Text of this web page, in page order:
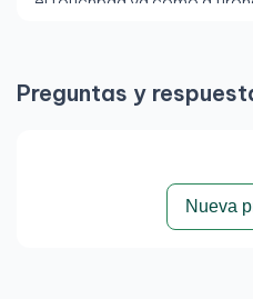
Merece la pena totalmente
Por Javier
Opinión verificada
Preguntas y
Nueva